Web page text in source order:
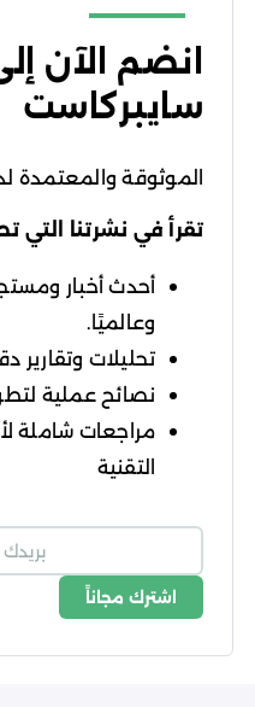
انضم الآن
سايبركاست
الموثوقة والمعتمدة
تقرأ في نشرتنا
أحدث أخبار
وعالميًا.
تحليلات وتقارير
نصائح عملية
مراجعات شاملة
التقنية
اشترك مجاناً